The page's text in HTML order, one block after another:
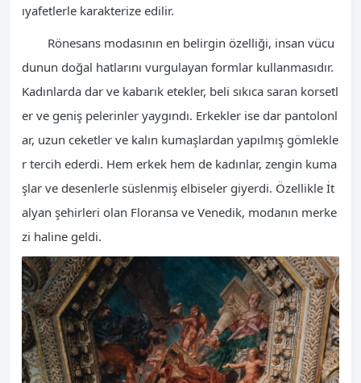
ıyafetlerle karakterize edilir.
Rönesans modasının en belirgin özelliği, insan vücu
dunun doğal hatlarını vurgulayan formlar kullanmasıdır.
Kadınlarda dar ve kabarık etekler, beli sıkıca saran korsetl
er ve geniş pelerinler yaygındı. Erkekler ise dar pantolonl
ar, uzun ceketler ve kalın kumaşlardan yapılmış gömlekle
r tercih ederdi. Hem erkek hem de kadınlar, zengin kuma
şlar ve desenlerle süslenmiş elbiseler giyerdi. Özellikle İt
alyan şehirleri olan Floransa ve Venedik, modanın merke
zi haline geldi.